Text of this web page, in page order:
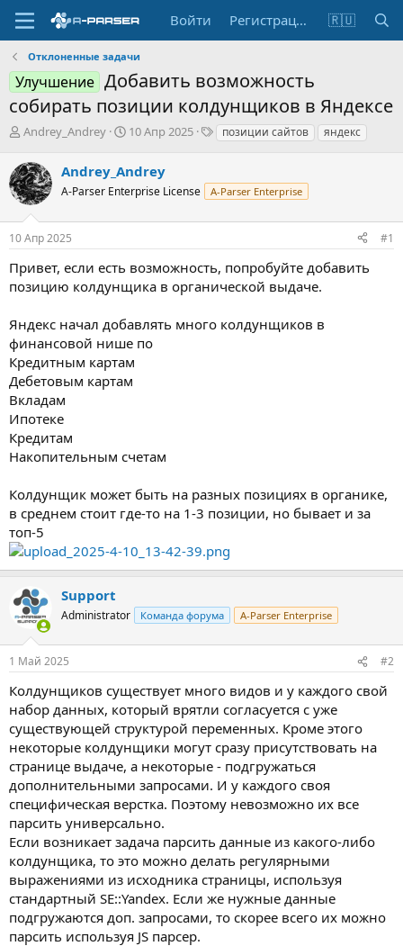
Войти Регистрация 🇷🇺
Отклоненные задачи
Улучшение Добавить возможность
собирать позиции колдунщиков в Яндексе
А
т
о
р
е
м
Andrey_Andrey
Д
а
н
ч
а
10 Апр 2025
Т
и
позиции сайтов яндекс
Andrey_Andrey
A-Parser Enterprise License A-Parser Enterprise
10 Апр 2025 #1
Привет, если есть возможность, попробуйте добавить
позицию колдунщика в органической выдаче.
Яндекс начал добавлять много колдунщиков в
финансовой нише по
Кредитным картам
Дебетовым картам
Вкладам
Ипотеке
Кредитам
Накопительным счетам
Колдунщик может быть на разных позициях в органике,
в среднем стоит где-то на 1-3 позиции, но бывает и за
топ-5
Support
Administrator Команда форума A-Parser Enterprise
1 Май 2025 #2
Колдунщиков существует много видов и у каждого свой
набор данных, который врятли согласуется с уже
существующей структурой переменных. Кроме этого
некоторые колдунщики могут сразу присутствовать на
странице выдаче, а некоторые - подгружаться
дополнительными запросами. И у каждого своя
специфическая верстка. Поэтому невозможно их все
парсить универсально.
Если возникает задача парсить данные из какого-либо
колдунщика, то это можно делать регулярными
выражениями из исходника страницы, используя
стандартный SE::Yandex. Если же нужные данные
подгружаются доп. запросами, то скорее всего их можно
парсить используя JS парсер.